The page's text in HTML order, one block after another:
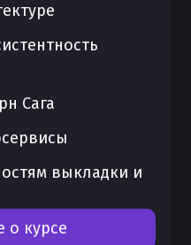
Сага
выкладки и
о курсе